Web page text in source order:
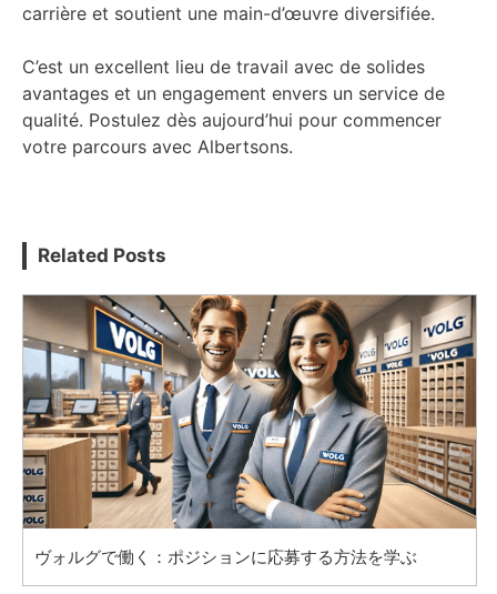
carrière et soutient une main-d’œuvre diversifiée.
C’est un excellent lieu de travail avec de solides
avantages et un engagement envers un service de
qualité. Postulez dès aujourd’hui pour commencer
votre parcours avec Albertsons.
Related Posts
ヴォルグで働く：ポジションに応募する方法を学ぶ